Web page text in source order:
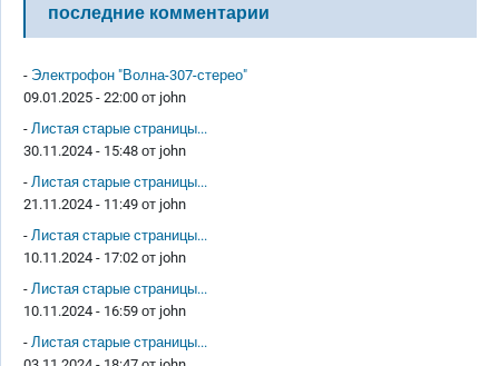
последние комментарии
- Электрофон "Волна-307-стерео"
09.01.2025 - 22:00 от john
- Листая старые страницы...
30.11.2024 - 15:48 от john
- Листая старые страницы...
21.11.2024 - 11:49 от john
- Листая старые страницы...
10.11.2024 - 17:02 от john
- Листая старые страницы...
10.11.2024 - 16:59 от john
- Листая старые страницы...